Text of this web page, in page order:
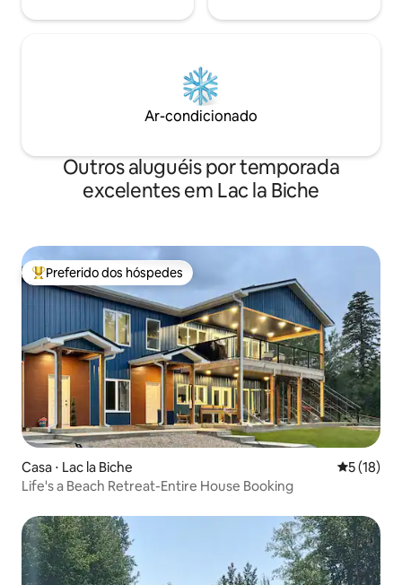
Ar-condicionado
Outros aluguéis por temporada
excelentes em Lac la Biche
Entre os melhores preferidos dos hóspedes
Preferido dos hóspedes
Casa ⋅ Lac la Biche 5 de uma
5 (18)
Life's a Beach Retreat-Entire House Booking